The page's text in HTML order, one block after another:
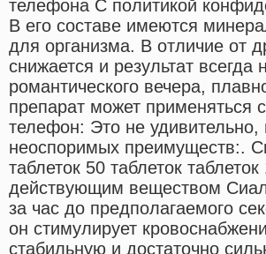
телефона С политикой
В его составе имеются
для организма. В отличие от
снижается и результат
романтического вечера,
препарат может применяться
телефон: Это не
неоспоримых преимуществ:.
таблеток 50 таблеток
действующим веществом
за час до предполагаемого
он стимулирует
стабильную и достаточно